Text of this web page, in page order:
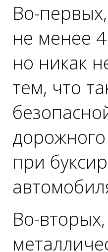
Во-
не менее
но никак
тем, что
при
Во-